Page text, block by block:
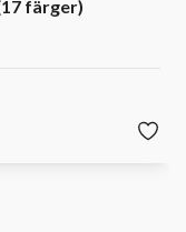
färger)